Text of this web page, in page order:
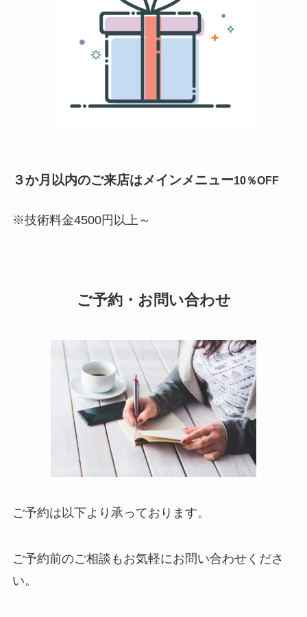
３か月以内のご来店はメインメニュー10％OFF
※技術料金4500円以上～
ご予約・お問い合わせ
ご予約は以下より承っております。
ご予約前のご相談もお気軽にお問い合わせくださ
い。